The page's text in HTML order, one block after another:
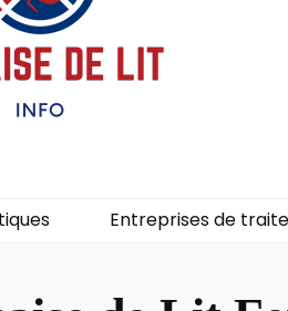
Entreprises de